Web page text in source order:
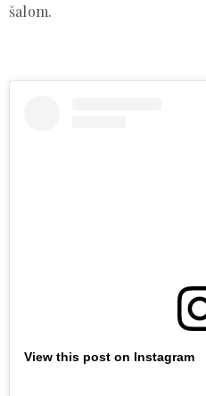
šalom.
View this post on Instagram